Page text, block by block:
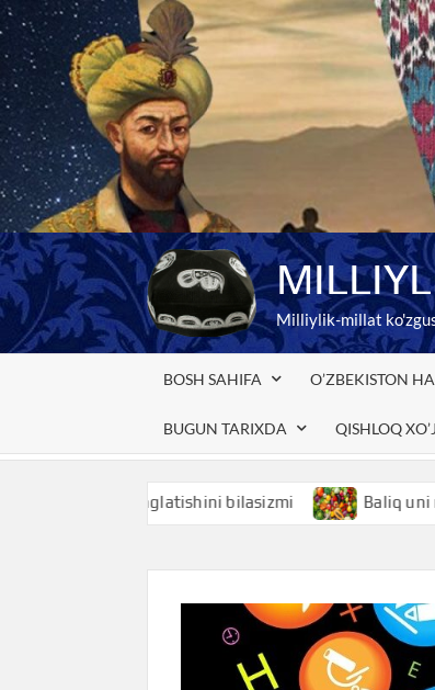
Skip
to
content
Milliylik-millat
BOSH SAHIFA O’ZBEKISTON
BUGUN TARIXDA QISHLOQ
anglatishini bilasizmi Baliq uni nimani